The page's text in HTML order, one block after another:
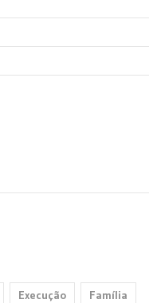
Execução Família